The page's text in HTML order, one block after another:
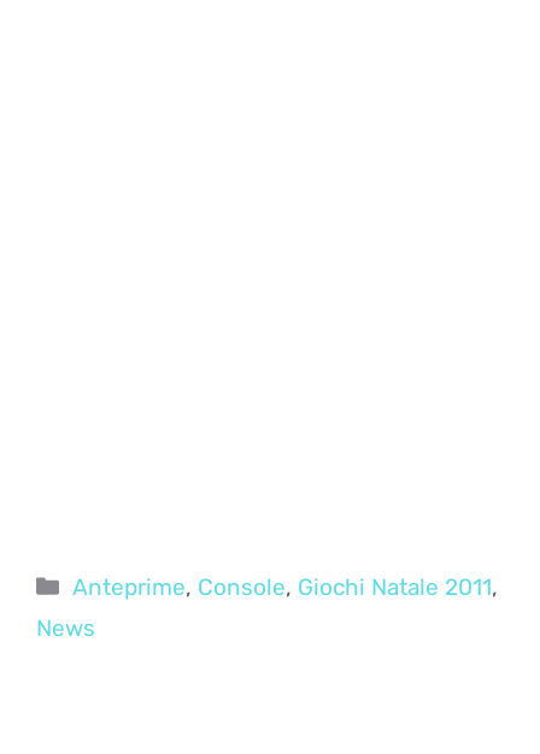
Categorie
Anteprime, Console, Giochi Natale 2011,
News